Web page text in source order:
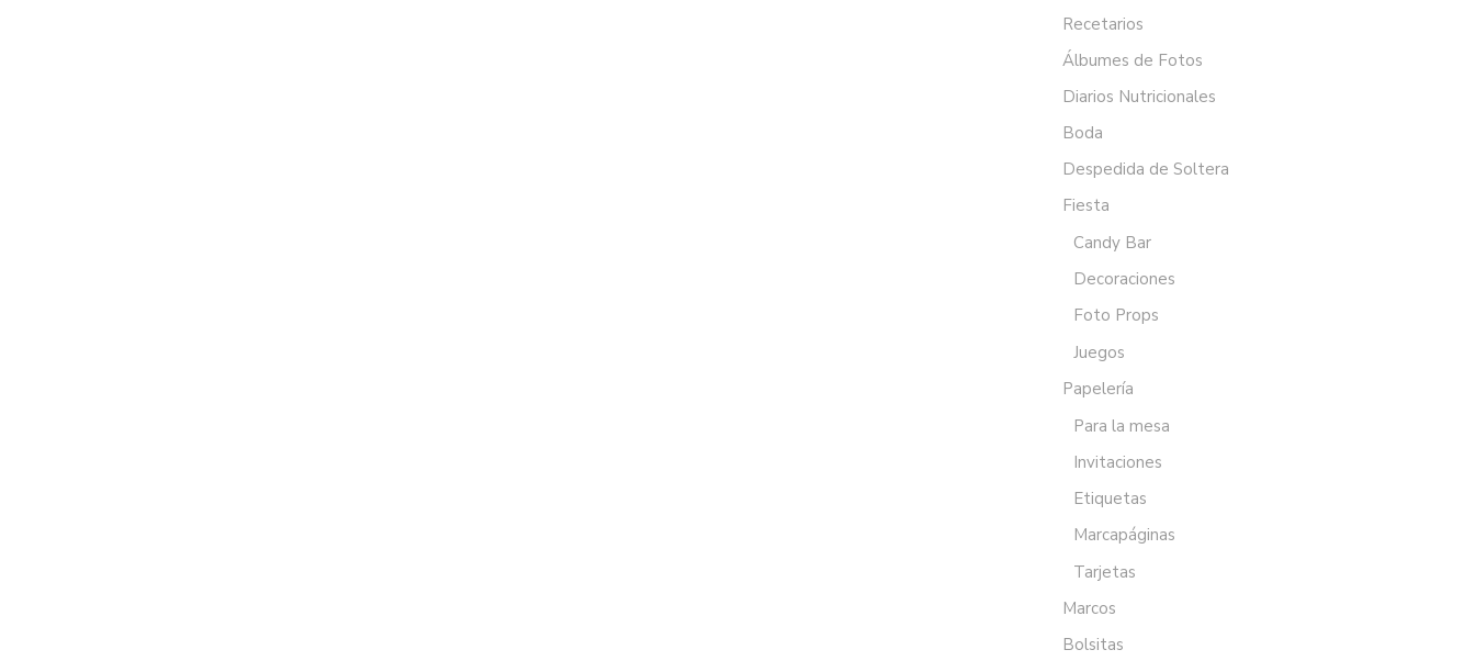
Recetarios
Álbumes de Fotos
Diarios Nutricionales
Boda
Despedida de Soltera
Fiesta
Candy Bar
Decoraciones
Foto Props
Juegos
Papelería
Para la mesa
Invitaciones
Etiquetas
Marcapáginas
Tarjetas
Marcos
Bolsitas